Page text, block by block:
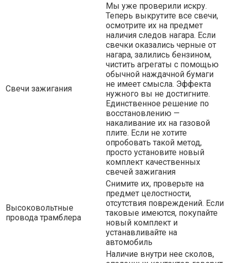
Свечи зажигания
Мы уже проверили искру.
Теперь выкрутите все свечи,
осмотрите их на предмет
наличия следов нагара. Если
свечки оказались черные от
нагара, залились бензином,
чистить агрегаты с помощью
обычной наждачной бумаги
не имеет смысла. Эффекта
нужного вы не достигните.
Единственное решение по
восстановлению —
накаливание их на газовой
плите. Если не хотите
опробовать такой метод,
просто установите новый
комплект качественных
свечей зажигания
Высоковольтные
провода трамблера
Снимите их, проверьте на
предмет целостности,
отсутствия повреждений. Если
таковые имеются, покупайте
новый комплект и
устанавливайте на
автомобиль
Наличие внутри нее сколов,